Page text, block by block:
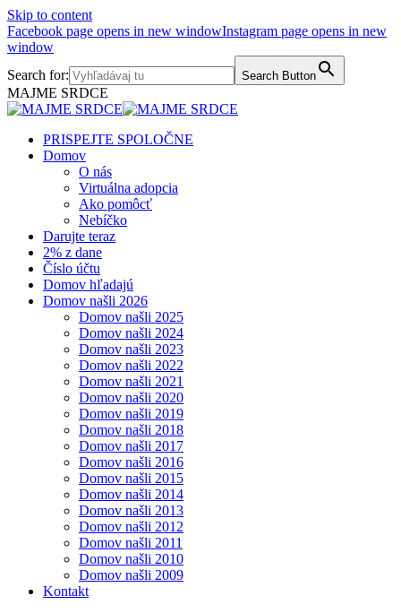
Skip to content
Facebook page opens in new windowInstagram page opens in new
window
Search for:
Search Button
MAJME SRDCE
PRISPEJTE SPOLOČNE
Domov
O nás
Virtuálna adopcia
Ako pomôcť
Nebíčko
Darujte teraz
2% z dane
Číslo účtu
Domov hľadajú
Domov našli 2026
Domov našli 2025
Domov našli 2024
Domov našli 2023
Domov našli 2022
Domov našli 2021
Domov našli 2020
Domov našli 2019
Domov našli 2018
Domov našli 2017
Domov našli 2016
Domov našli 2015
Domov našli 2014
Domov našli 2013
Domov našli 2012
Domov našli 2011
Domov našli 2010
Domov našli 2009
Kontakt